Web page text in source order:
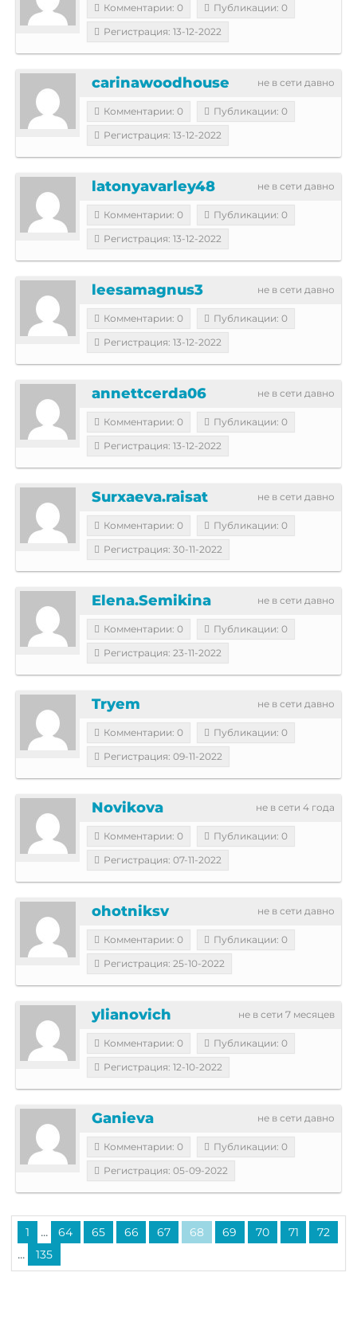
Комментарии: 0
Публикации: 0
Регистрация: 13-12-2022
не в сети давно
carinawoodhouse
Комментарии: 0
Публикации: 0
Регистрация: 13-12-2022
не в сети давно
latonyavarley48
Комментарии: 0
Публикации: 0
Регистрация: 13-12-2022
не в сети давно
leesamagnus3
Комментарии: 0
Публикации: 0
Регистрация: 13-12-2022
не в сети давно
annettcerda06
Комментарии: 0
Публикации: 0
Регистрация: 13-12-2022
не в сети давно
Surxaeva.raisat
Комментарии: 0
Публикации: 0
Регистрация: 30-11-2022
не в сети давно
Elena.Semikina
Комментарии: 0
Публикации: 0
Регистрация: 23-11-2022
не в сети давно
Tryem
Комментарии: 0
Публикации: 0
Регистрация: 09-11-2022
не в сети 4 года
Novikova
Комментарии: 0
Публикации: 0
Регистрация: 07-11-2022
не в сети давно
ohotniksv
Комментарии: 0
Публикации: 0
Регистрация: 25-10-2022
не в сети 7 месяцев
ylianovich
Комментарии: 0
Публикации: 0
Регистрация: 12-10-2022
не в сети давно
Ganieva
Комментарии: 0
Публикации: 0
Регистрация: 05-09-2022
1 ... 64 65 66 67 68 69 70 71 72
... 135